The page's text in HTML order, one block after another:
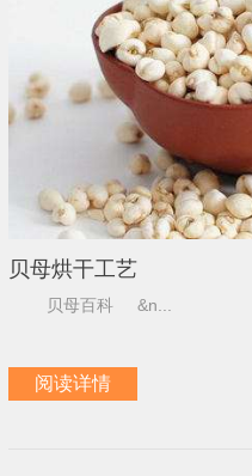
贝母烘干工艺
贝母百科 &n...
阅读详情